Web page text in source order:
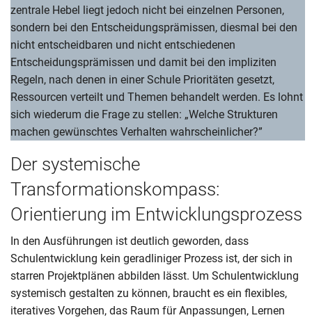
zentrale Hebel liegt jedoch nicht bei einzelnen Personen,
sondern bei den Entscheidungsprämissen, diesmal bei den
nicht entscheidbaren und nicht entschiedenen
Entscheidungsprämissen und damit bei den impliziten
Regeln, nach denen in einer Schule Prioritäten gesetzt,
Ressourcen verteilt und Themen behandelt werden. Es lohnt
sich wiederum die Frage zu stellen: „Welche Strukturen
machen gewünschtes Verhalten wahrscheinlicher?”
Der systemische
Transformationskompass:
Orientierung im Entwicklungsprozess
In den Ausführungen ist deutlich geworden, dass
Schulentwicklung kein geradliniger Prozess ist, der sich in
starren Projektplänen abbilden lässt. Um Schulentwicklung
systemisch gestalten zu können, braucht es ein flexibles,
iteratives Vorgehen, das Raum für Anpassungen, Lernen